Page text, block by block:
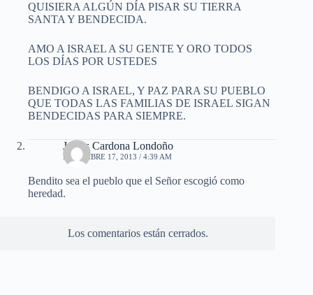
QUISIERA ALGÚN DÍA PISAR SU TIERRA
SANTA Y BENDECIDA.
AMO A ISRAEL A SU GENTE Y ORO TODOS
LOS DÍAS POR USTEDES
BENDIGO A ISRAEL, Y PAZ PARA SU PUEBLO
QUE TODAS LAS FAMILIAS DE ISRAEL SIGAN
BENDECIDAS PARA SIEMPRE.
James Cardona Londoño
DICIEMBRE 17, 2013 / 4:39 AM
Bendito sea el pueblo que el Señor escogió como
heredad.
Los comentarios están cerrados.